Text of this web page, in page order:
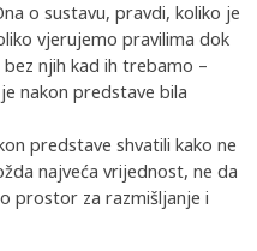
o sustavu, pravdi, koliko je
vjerujemo pravilima dok
njih kad ih trebamo –
nakon predstave bila
predstave shvatili kako ne
najveća vrijednost, ne da
prostor za razmišljanje i